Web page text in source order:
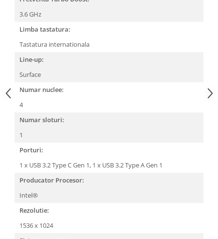
3.6 GHz
Limba tastatura:
Tastatura internationala
Line-up:
Surface
Numar nuclee:
4
Numar sloturi:
1
Porturi:
1 x USB 3.2 Type C Gen 1, 1 x USB 3.2 Type A Gen 1
Producator Procesor:
Intel®
Rezolutie:
1536 x 1024